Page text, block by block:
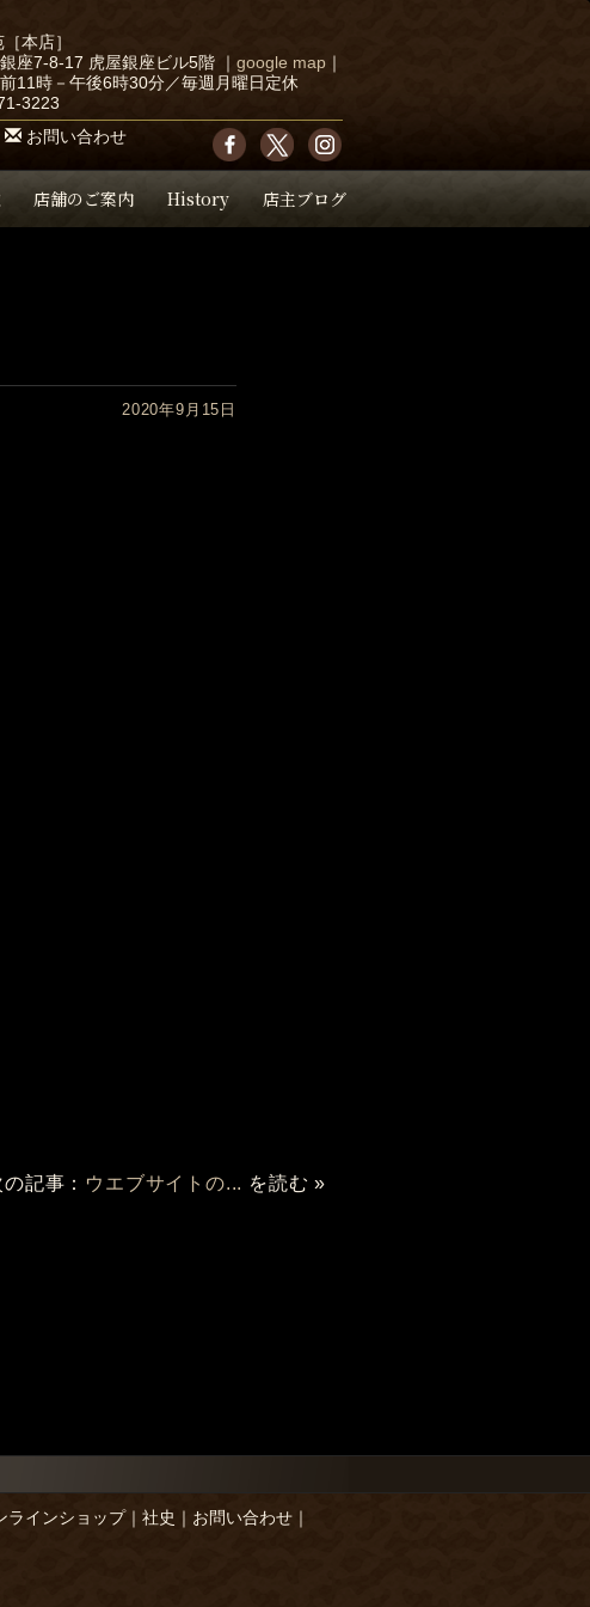
店舗のご案内 History 店主ブログ
本店］
座7-8-17 虎屋銀座ビル5階
google map
11時－午後6時30分／毎週月曜日定休
3223
お問い合わせ
2020年9月15日
の記事： ウエブサイトの... を読む »
ラインショップ｜ 社史 お問い合わせ｜